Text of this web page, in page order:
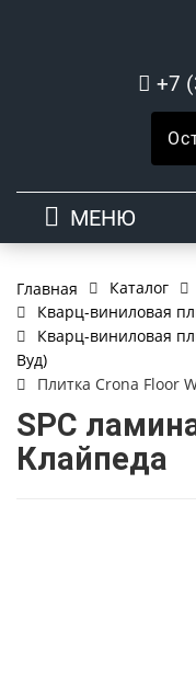
+7
МЕНЮ
Главная Каталог
Кварц-виниловая
Кварц-виниловая
Вуд)
Плитка Crona Floor
SPC
Клайпеда